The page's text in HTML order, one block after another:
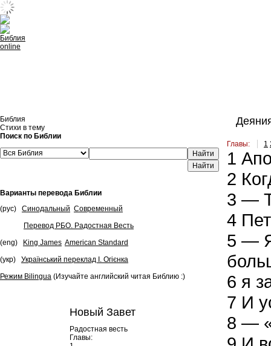
Библия
Стихи в тему
Поиск по Библии
Найти
Варианты перевода Библии
(рус)
Синодальный Современный
Перевод РБО. Радостная Весть
(eng)
King James American Standard
(укр)
Український переклад І. Огієнка
Режим Bilingua (Изучайте английский читая Библию :)
Новый Завет
Радостная весть
Главы:
Главы: 1
1
2
3 —
4
5 — Я
6 я
7 И
8 —